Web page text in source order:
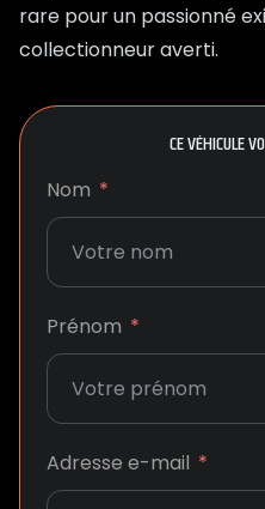
rare pour un passionné
collectionneur averti.
CE VÉHICULE
Nom
Prénom
Adresse e-mail